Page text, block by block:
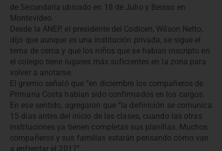
de Secundaria ubicado en 18 de Julio y Beisso en
Montevideo.
Desde la ANEP, el presidente del Codicen, Wilson Netto,
dijo que aunque es una institución privada, se sigue el
tema de cerca y que los niños que se habían inscripto en
el colegio tiene lugares más suficientes en la zona para
volver a anotarse.
El gremio señaló que “en diciembre los compañeros de
Primaria Costa habían sido confirmados en los cargos.
En ese sentido, agregaron que “la definición se comunica
15 días antes del inicio de las clases, cuando las otras
instituciones ya tienen completas sus planillas. Muchos
compañeros y sus familias estarán pensando cómo van
a enfrentar el 2017”.